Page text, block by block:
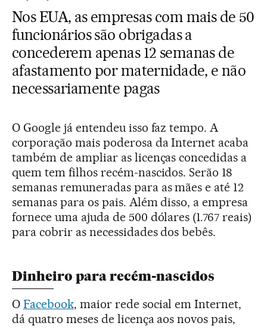
Nos EUA, as empresas com mais de 50
funcionários são obrigadas a
concederem apenas 12 semanas de
afastamento por maternidade, e não
necessariamente pagas
O Google já entendeu isso faz tempo. A
corporação mais poderosa da Internet acaba
também de ampliar as licenças concedidas a
quem tem filhos recém-nascidos. Serão 18
semanas remuneradas para as mães e até 12
semanas para os pais. Além disso, a empresa
fornece uma ajuda de 500 dólares (1.767 reais)
para cobrir as necessidades dos bebês.
Dinheiro para recém-nascidos
O Facebook, maior rede social em Internet,
dá quatro meses de licença aos novos pais,